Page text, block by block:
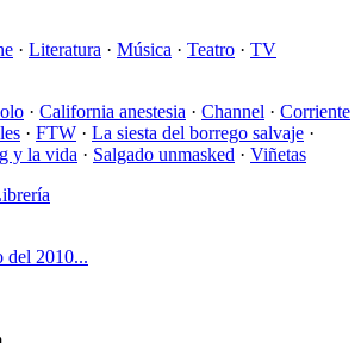
· Literatura · Música · Teatro · TV
· California anestesia · Channel · Corriente
· FTW · La siesta del borrego salvaje ·
y la vida · Salgado unmasked · Viñetas
del 2010...